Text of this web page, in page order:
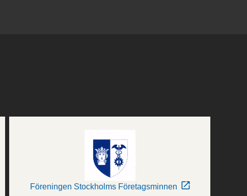
Föreningen Stockholms Företagsminnen